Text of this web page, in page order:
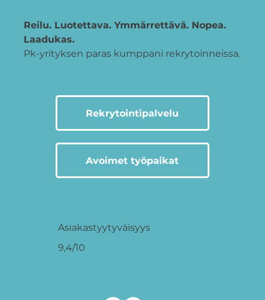
Reilu. Luotettava. Ymmärrettävä. Nopea.
Laadukas.
Pk-yrityksen paras kumppani rekrytoinneissa.
Rekrytointipalvelu
Avoimet työpaikat
Asiakastyytyväisyys
9,4/10